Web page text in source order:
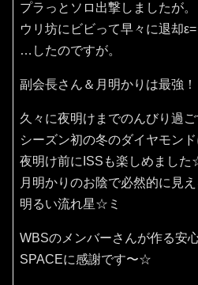
プラっとソロ出撃しましたが。
ウリ坊にビビって早々に退却
…したのですが。
副会長さん＆月明かりは最強！
久々に夜明けまでのんびり過
シーズン初の冬のダイヤモンド
夜明け前にISSも楽しめまし
月明かりのお陰で必然的に見
明るい流れ星☆ミ
WBSのメンバーさんが作る安
SPACEに感謝です〜☆